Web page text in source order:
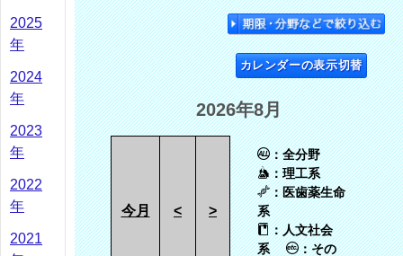
2025
年
2024
年
2023
年
2022
年
2021
カレンダーの表示切替
2026年8月
今月 < >
：全分野
：理工系
：医歯薬生命
系
：人文社会
系
：その